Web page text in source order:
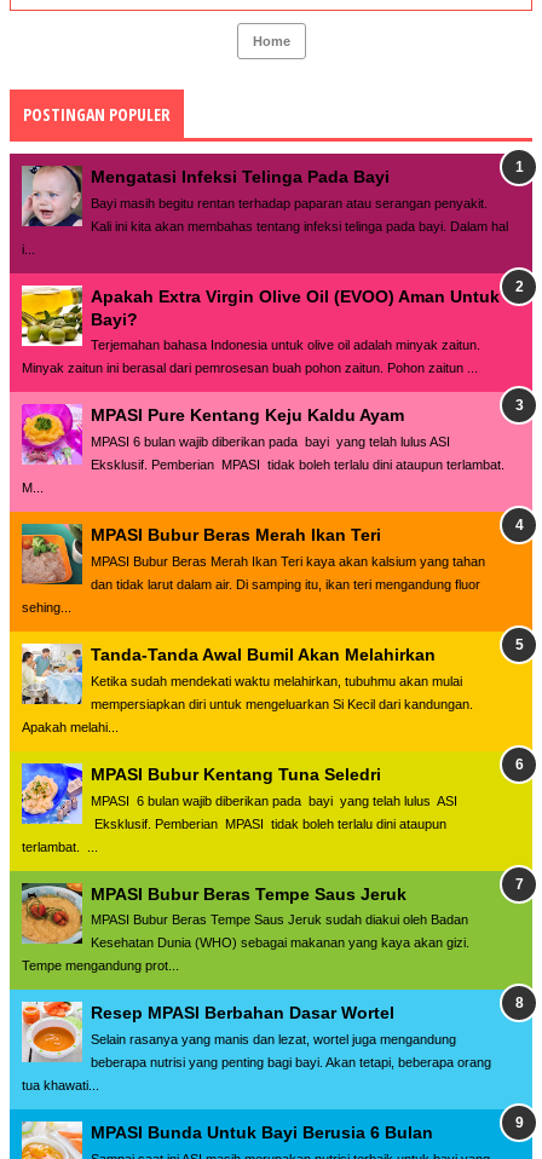
Home
POSTINGAN POPULER
Mengatasi Infeksi Telinga Pada Bayi
Bayi masih begitu rentan terhadap paparan atau serangan penyakit.
Kali ini kita akan membahas tentang infeksi telinga pada bayi. Dalam hal
i...
Apakah Extra Virgin Olive Oil (EVOO) Aman Untuk
Bayi?
Terjemahan bahasa Indonesia untuk olive oil adalah minyak zaitun.
Minyak zaitun ini berasal dari pemrosesan buah pohon zaitun. Pohon zaitun ...
MPASI Pure Kentang Keju Kaldu Ayam
MPASI 6 bulan wajib diberikan pada bayi yang telah lulus ASI
Eksklusif. Pemberian MPASI tidak boleh terlalu dini ataupun terlambat.
M...
MPASI Bubur Beras Merah Ikan Teri
MPASI Bubur Beras Merah Ikan Teri kaya akan kalsium yang tahan
dan tidak larut dalam air. Di samping itu, ikan teri mengandung fluor
sehing...
Tanda-Tanda Awal Bumil Akan Melahirkan
Ketika sudah mendekati waktu melahirkan, tubuhmu akan mulai
mempersiapkan diri untuk mengeluarkan Si Kecil dari kandungan.
Apakah melahi...
MPASI Bubur Kentang Tuna Seledri
MPASI 6 bulan wajib diberikan pada bayi yang telah lulus ASI
Eksklusif. Pemberian MPASI tidak boleh terlalu dini ataupun
terlambat. ...
MPASI Bubur Beras Tempe Saus Jeruk
MPASI Bubur Beras Tempe Saus Jeruk sudah diakui oleh Badan
Kesehatan Dunia (WHO) sebagai makanan yang kaya akan gizi.
Tempe mengandung prot...
Resep MPASI Berbahan Dasar Wortel
Selain rasanya yang manis dan lezat, wortel juga mengandung
beberapa nutrisi yang penting bagi bayi. Akan tetapi, beberapa orang
tua khawati...
MPASI Bunda Untuk Bayi Berusia 6 Bulan